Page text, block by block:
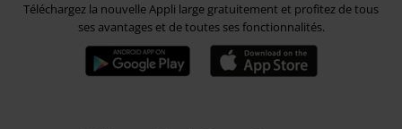
Téléchargez la nouvelle Appli large gratuitement et profitez de tous
ses avantages et de toutes ses fonctionnalités.